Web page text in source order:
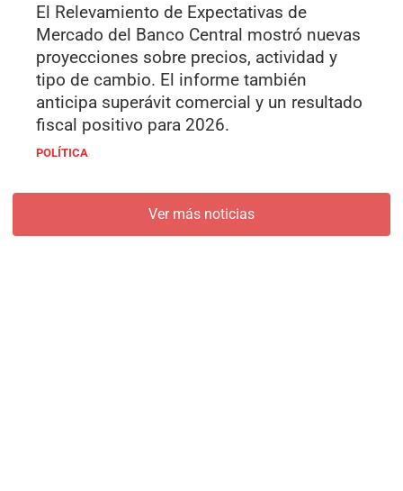
El Relevamiento de Expectativas de
Mercado del Banco Central mostró nuevas
proyecciones sobre precios, actividad y
tipo de cambio. El informe también
anticipa superávit comercial y un resultado
fiscal positivo para 2026.
POLÍTICA
Ver más noticias